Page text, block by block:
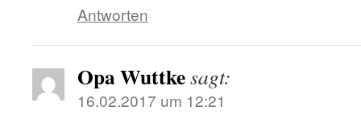
Antworten
Opa Wuttkesagt:
16.02.2017 um 12:21